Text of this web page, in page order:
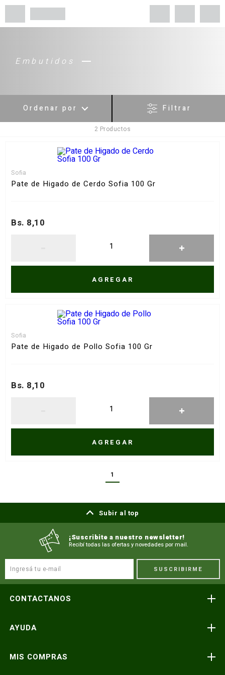
Embutidos
Ordenar por
Más valorados
Fecha de lanzamiento
Filtrar
2 Productos
Sofia
Pate de Higado de Cerdo Sofia 100 Gr
Bs. 8,10
AGREGAR
Sofia
Pate de Higado de Pollo Sofia 100 Gr
Bs. 8,10
AGREGAR
1
Subir al top
¡Suscribite a nuestro newsletter!
Recibí todas las ofertas y novedades por mail.
SUSCRIBIRME
CONTACTANOS
Atención telefónica
Consultas y reclamos
AYUDA
Preguntas frecuentes
MIS COMPRAS